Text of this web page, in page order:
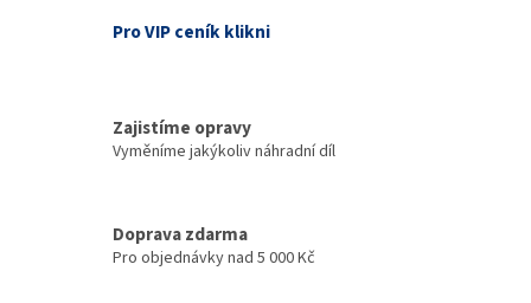
c
í
y
i
s
n
Pro VIP ceník klikni
Zajistíme opravy
Vyměníme jakýkoliv náhradní díl
Doprava zdarma
Pro objednávky nad 5 000 Kč